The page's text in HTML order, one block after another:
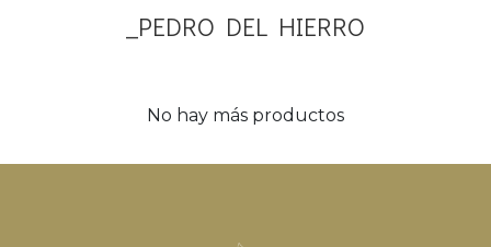
_PEDRO DEL HIERRO
No hay más productos